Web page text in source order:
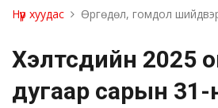
Нүүр хуудас Өргөдөл, гомдол
Хэлтсүүдийн 2025
дугаар сарын 31-